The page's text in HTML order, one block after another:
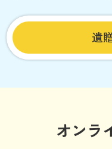
遺
オンラ